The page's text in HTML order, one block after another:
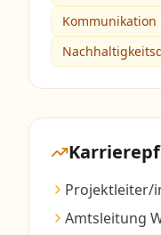
Projektleiter/
Amtsleitung